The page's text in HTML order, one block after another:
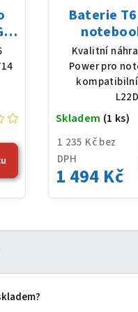
Baterie
L22D3PF2,
V, 4156
Kvalitní
Power pro
1 235 Kč bez
DPH
1 494 Kč
Skladem (1 ks)